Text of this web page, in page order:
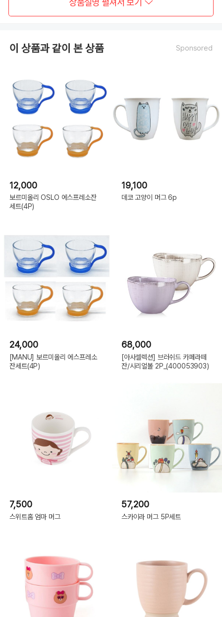
상품설명 펼쳐서 보기
이 상품과 같이 본 상품 Sponsored
12,000
보르미올리 OSLO 에스프레소잔
세트(4P)
19,100
데코 고양이 머그 6p
24,000
[MANU] 보르미올리 에스프레소
잔세트(4P)
68,000
[아사셀렉션] 브러쉬드 카페라떼
잔/시리얼볼 2P_(400053903)
7,500
스위트홈 엄마 머그
57,200
스카이라 머그 5P세트